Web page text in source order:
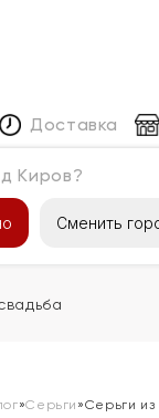
Киров?
Сменить
Доставка
»Серьги »Серьги из